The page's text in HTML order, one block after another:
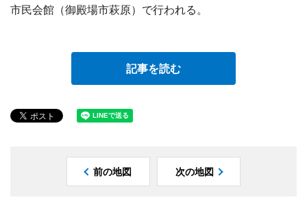
市民会館（御殿場市萩原）で行われる。
記事を読む
前の地図 次の地図